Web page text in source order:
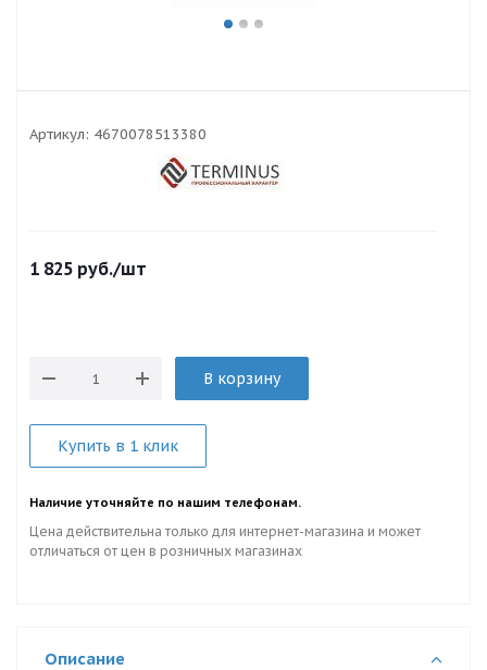
Артикул: 4670078513380
1 825 руб./шт
В корзину
Купить в 1 клик
Наличие уточняйте по нашим телефонам.
Цена действительна только для интернет-магазина и может
отличаться от цен в розничных магазинах
Описание